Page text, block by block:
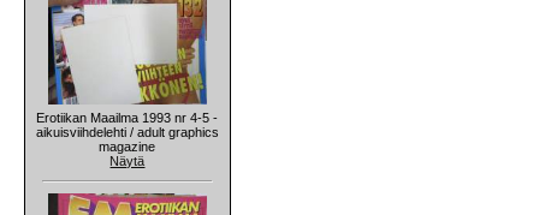
Erotiikan Maailma 1993 nr 4-5 -
aikuisviihdelehti / adult graphics
magazine
Näytä